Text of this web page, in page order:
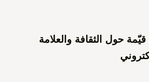
حول الثقافة والعلامة